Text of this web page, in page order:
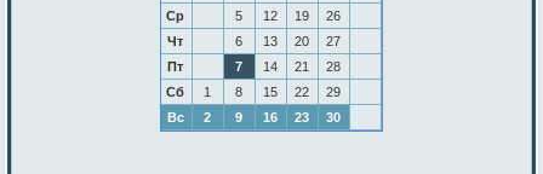
Ср
5 12 19
26
Чт
6 13 20
27
Пт
7 14 21
28
Сб
1 8 15 22
29
Вс
2 9 16 23 30